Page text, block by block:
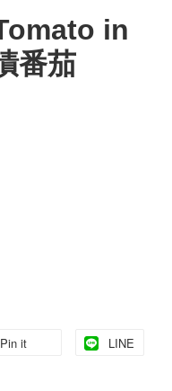
in
番茄
Pin it LINE